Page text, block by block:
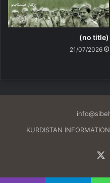
(no title)
21/07/2026
KURDISTAN